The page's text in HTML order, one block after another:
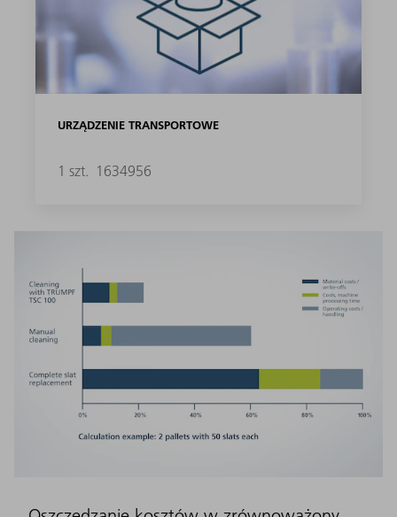
URZĄDZENIE TRANSPORTOWE
1 szt. 1634956